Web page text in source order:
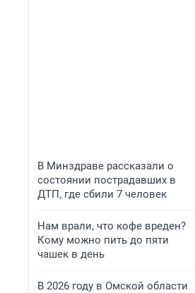
В Минздраве рассказали о
состоянии пострадавших в
ДТП, где сбили 7 человек
Нам врали, что кофе вреден?
Кому можно пить до пяти
чашек в день
В 2026 году в Омской области